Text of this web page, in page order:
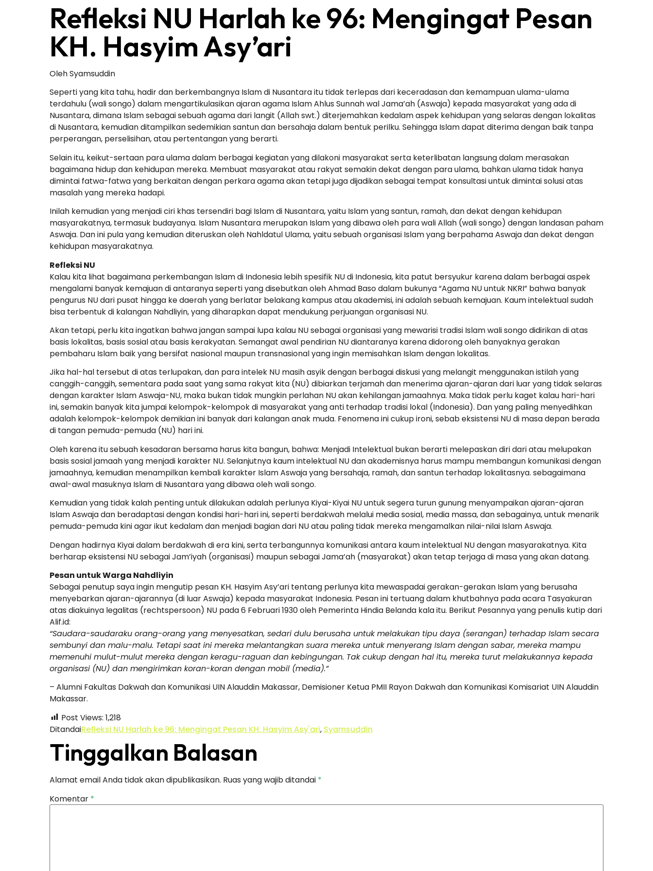
Refleksi NU Harlah ke 96: Mengingat Pesan
KH. Hasyim Asy’ari
Oleh Syamsuddin
Seperti yang kita tahu, hadir dan berkembangnya Islam di Nusantara itu tidak terlepas dari keceradasan dan kemampuan ulama-ulama
terdahulu (wali songo) dalam mengartikulasikan ajaran agama Islam Ahlus Sunnah wal Jama’ah (Aswaja) kepada masyarakat yang ada di
Nusantara, dimana Islam sebagai sebuah agama dari langit (Allah swt.) diterjemahkan kedalam aspek kehidupan yang selaras dengan lokalitas
di Nusantara, kemudian ditampilkan sedemikian santun dan bersahaja dalam bentuk perilku. Sehingga Islam dapat diterima dengan baik tanpa
perperangan, perselisihan, atau pertentangan yang berarti.
Selain itu, keikut-sertaan para ulama dalam berbagai kegiatan yang dilakoni masyarakat serta keterlibatan langsung dalam merasakan
bagaimana hidup dan kehidupan mereka. Membuat masyarakat atau rakyat semakin dekat dengan para ulama, bahkan ulama tidak hanya
dimintai fatwa-fatwa yang berkaitan dengan perkara agama akan tetapi juga dijadikan sebagai tempat konsultasi untuk dimintai solusi atas
masalah yang mereka hadapi.
Inilah kemudian yang menjadi ciri khas tersendiri bagi Islam di Nusantara, yaitu Islam yang santun, ramah, dan dekat dengan kehidupan
masyarakatnya, termasuk budayanya. Islam Nusantara merupakan Islam yang dibawa oleh para wali Allah (wali songo) dengan landasan paham
Aswaja. Dan ini pula yang kemudian diteruskan oleh Nahldatul Ulama, yaitu sebuah organisasi Islam yang berpahama Aswaja dan dekat dengan
kehidupan masyarakatnya.
Refleksi NU
Kalau kita lihat bagaimana perkembangan Islam di Indonesia lebih spesifik NU di Indonesia, kita patut bersyukur karena dalam berbagai aspek
mengalami banyak kemajuan di antaranya seperti yang disebutkan oleh Ahmad Baso dalam bukunya “Agama NU untuk NKRI” bahwa banyak
pengurus NU dari pusat hingga ke daerah yang berlatar belakang kampus atau akademisi, ini adalah sebuah kemajuan. Kaum intelektual sudah
bisa terbentuk di kalangan Nahdliyin, yang diharapkan dapat mendukung perjuangan organisasi NU.
Akan tetapi, perlu kita ingatkan bahwa jangan sampai lupa kalau NU sebagai organisasi yang mewarisi tradisi Islam wali songo didirikan di atas
basis lokalitas, basis sosial atau basis kerakyatan. Semangat awal pendirian NU diantaranya karena didorong oleh banyaknya gerakan
pembaharu Islam baik yang bersifat nasional maupun transnasional yang ingin memisahkan Islam dengan lokalitas.
Jika hal-hal tersebut di atas terlupakan, dan para intelek NU masih asyik dengan berbagai diskusi yang melangit menggunakan istilah yang
canggih-canggih, sementara pada saat yang sama rakyat kita (NU) dibiarkan terjamah dan menerima ajaran-ajaran dari luar yang tidak selaras
dengan karakter Islam Aswaja-NU, maka bukan tidak mungkin perlahan NU akan kehilangan jamaahnya. Maka tidak perlu kaget kalau hari-hari
ini, semakin banyak kita jumpai kelompok-kelompok di masyarakat yang anti terhadap tradisi lokal (Indonesia). Dan yang paling menyedihkan
adalah kelompok-kelompok demikian ini banyak dari kalangan anak muda. Fenomena ini cukup ironi, sebab eksistensi NU di masa depan berada
di tangan pemuda-pemuda (NU) hari ini.
Oleh karena itu sebuah kesadaran bersama harus kita bangun, bahwa: Menjadi Intelektual bukan berarti melepaskan diri dari atau melupakan
basis sosial jamaah yang menjadi karakter NU. Selanjutnya kaum intelektual NU dan akademisnya harus mampu membangun komunikasi dengan
jamaahnya, kemudian menampilkan kembali karakter Islam Aswaja yang bersahaja, ramah, dan santun terhadap lokalitasnya. sebagaimana
awal-awal masuknya Islam di Nusantara yang dibawa oleh wali songo.
Kemudian yang tidak kalah penting untuk dilakukan adalah perlunya Kiyai-Kiyai NU untuk segera turun gunung menyampaikan ajaran-ajaran
Islam Aswaja dan beradaptasi dengan kondisi hari-hari ini, seperti berdakwah melalui media sosial, media massa, dan sebagainya, untuk menarik
pemuda-pemuda kini agar ikut kedalam dan menjadi bagian dari NU atau paling tidak mereka mengamalkan nilai-nilai Islam Aswaja.
Dengan hadirnya Kiyai dalam berdakwah di era kini, serta terbangunnya komunikasi antara kaum intelektual NU dengan masyarakatnya. Kita
berharap eksistensi NU sebagai Jam’iyah (organisasi) maupun sebagai Jama’ah (masyarakat) akan tetap terjaga di masa yang akan datang.
Pesan untuk Warga Nahdliyin
Sebagai penutup saya ingin mengutip pesan KH. Hasyim Asy’ari tentang perlunya kita mewaspadai gerakan-gerakan Islam yang berusaha
menyebarkan ajaran-ajarannya (di luar Aswaja) kepada masyarakat Indonesia. Pesan ini tertuang dalam khutbahnya pada acara Tasyakuran
atas diakuinya legalitas (rechtspersoon) NU pada 6 Februari 1930 oleh Pemerinta Hindia Belanda kala itu. Berikut Pesannya yang penulis kutip dari
Alif.id:
“Saudara-saudaraku orang-orang yang menyesatkan, sedari dulu berusaha untuk melakukan tipu daya (serangan) terhadap Islam secara
sembunyi dan malu-malu. Tetapi saat ini mereka melantangkan suara mereka untuk menyerang Islam dengan sabar, mereka mampu
memenuhi mulut-mulut mereka dengan keragu-raguan dan kebingungan. Tak cukup dengan hal itu, mereka turut melakukannya kepada
organisasi (NU) dan mengirimkan koran-koran dengan mobil (media).”
– Alumni Fakultas Dakwah dan Komunikasi UIN Alauddin Makassar, Demisioner Ketua PMII Rayon Dakwah dan Komunikasi Komisariat UIN Alauddin
Makassar.
Post Views: 1,218
DitandaiRefleksi NU Harlah ke 96: Mengingat Pesan KH. Hasyim Asy'ari, Syamsuddin
Tinggalkan Balasan
Alamat email Anda tidak akan dipublikasikan. Ruas yang wajib ditandai *
Komentar *